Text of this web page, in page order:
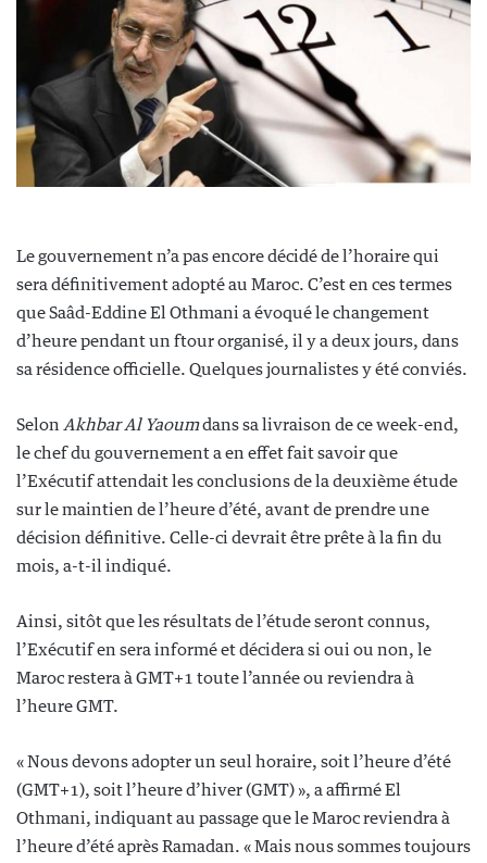
Le gouvernement n’a pas encore décidé de l’horaire qui
sera définitivement adopté au Maroc. C’est en ces termes
que Saâd-Eddine El Othmani a évoqué le changement
d’heure pendant un ftour organisé, il y a deux jours, dans
sa résidence officielle. Quelques journalistes y été conviés.
Selon Akhbar Al Yaoumdans sa livraison de ce week-end,
le chef du gouvernement a en effet fait savoir que
l’Exécutif attendait les conclusions de la deuxième étude
sur le maintien de l’heure d’été, avant de prendre une
décision définitive. Celle-ci devrait être prête à la fin du
mois, a-t-il indiqué.
Ainsi, sitôt que les résultats de l’étude seront connus,
l’Exécutif en sera informé et décidera si oui ou non, le
Maroc restera à GMT+1 toute l’année ou reviendra à
l’heure GMT.
« Nous devons adopter un seul horaire, soit l’heure d’été
(GMT+1), soit l’heure d’hiver (GMT) », a affirmé El
Othmani, indiquant au passage que le Maroc reviendra à
l’heure d’été après Ramadan. « Mais nous sommes toujours